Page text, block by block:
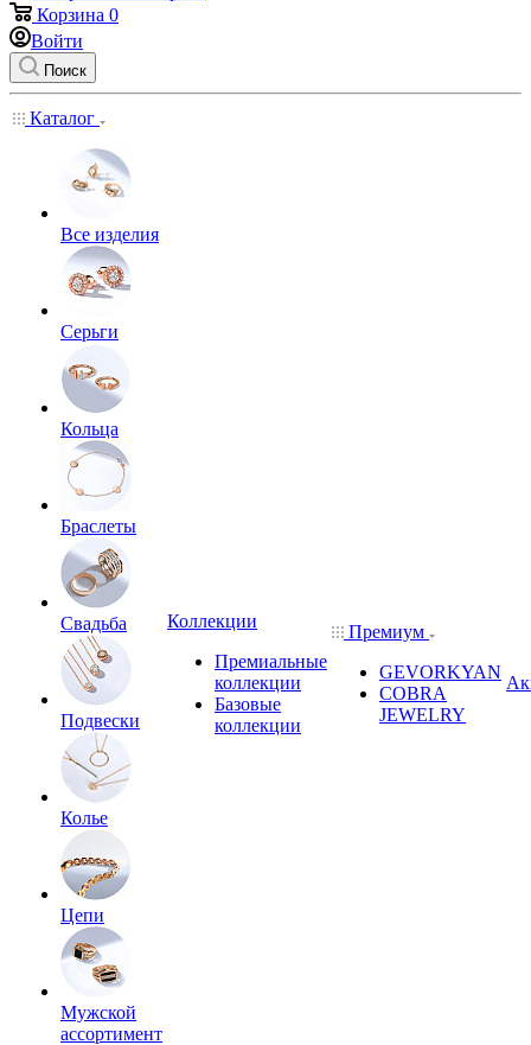
Корзина 0
Войти
Поиск
Каталог
Все изделия
Серьги
Кольца
Браслеты
Свадьба
Подвески
Колье
Цепи
Мужской
ассортимент
Коллекции
Премиальные
коллекции
Базовые
коллекции
Премиум
GEVORKYAN
COBRA
JEWELRY